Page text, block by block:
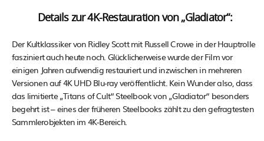
Details zur 4K-Restauration von „Gladiator“:
Der Kultklassiker von Ridley Scott mit Russell Crowe in der Hauptrolle
fasziniert auch heute noch. Glücklicherweise wurde der Film vor
einigen Jahren aufwendig restauriert und inzwischen in mehreren
Versionen auf 4K UHD Blu-ray veröffentlicht. Kein Wunder also, dass
das limitierte „Titans of Cult“ Steelbook von „Gladiator“ besonders
begehrt ist – eines der früheren Steelbooks zählt zu den gefragtesten
Sammlerobjekten im 4K-Bereich.